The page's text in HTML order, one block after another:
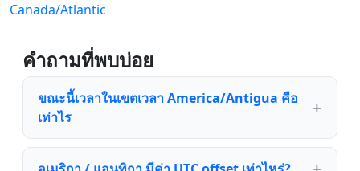
Canada/Atlantic
คำถามที่พบบ่อย
ขณะนี้เวลาในเขตเวลา America/Antigua คือ
เท่าไร